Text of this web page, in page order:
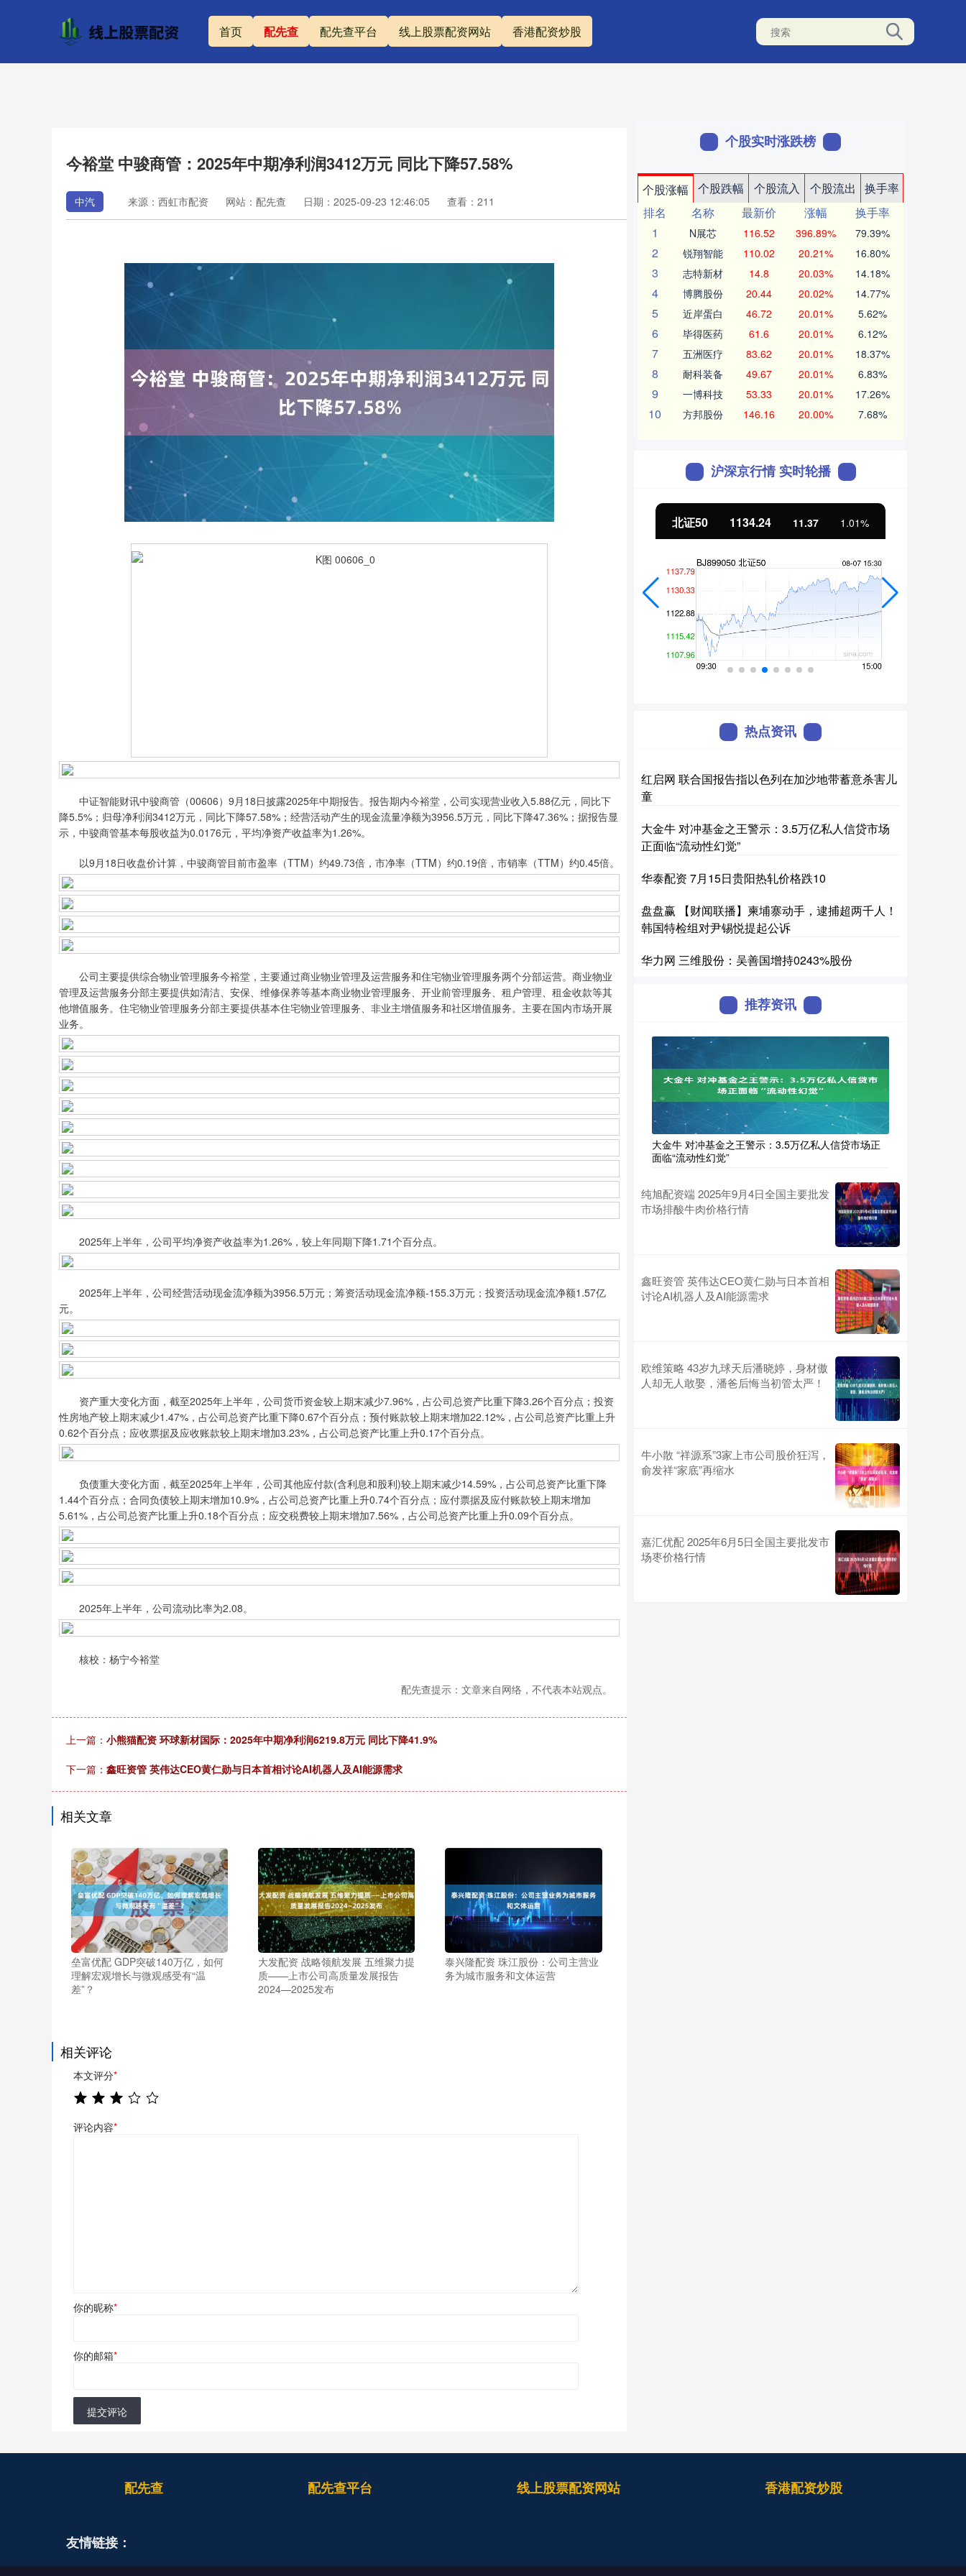
首页 配先查 配先查平台 线上股票配资网站 香港配资炒股
今裕堂 中骏商管：2025年中期净利润3412万元 同比下降57.58%
中汽 来源：西虹市配资 网站：配先查 日期：2025-09-23 12:46:05 查看：211
中证智能财讯中骏商管（00606）9月18日披露2025年中期报告。报告期内今裕堂，公司实现营业收入5.88亿元，同比下
降5.5%；归母净利润3412万元，同比下降57.58%；经营活动产生的现金流量净额为3956.5万元，同比下降47.36%；据报告显
示，中骏商管基本每股收益为0.0176元，平均净资产收益率为1.26%。
以9月18日收盘价计算，中骏商管目前市盈率（TTM）约49.73倍，市净率（TTM）约0.19倍，市销率（TTM）约0.45倍。
公司主要提供综合物业管理服务今裕堂，主要通过商业物业管理及运营服务和住宅物业管理服务两个分部运营。商业物业
管理及运营服务分部主要提供如清洁、安保、维修保养等基本商业物业管理服务、开业前管理服务、租户管理、租金收款等其
他增值服务。住宅物业管理服务分部主要提供基本住宅物业管理服务、非业主增值服务和社区增值服务。主要在国内市场开展
业务。
2025年上半年，公司平均净资产收益率为1.26%，较上年同期下降1.71个百分点。
2025年上半年，公司经营活动现金流净额为3956.5万元；筹资活动现金流净额-155.3万元；投资活动现金流净额1.57亿
元。
资产重大变化方面，截至2025年上半年，公司货币资金较上期末减少7.96%，占公司总资产比重下降3.26个百分点；投资
性房地产较上期末减少1.47%，占公司总资产比重下降0.67个百分点；预付账款较上期末增加22.12%，占公司总资产比重上升
0.62个百分点；应收票据及应收账款较上期末增加3.23%，占公司总资产比重上升0.17个百分点。
负债重大变化方面，截至2025年上半年，公司其他应付款(含利息和股利)较上期末减少14.59%，占公司总资产比重下降
1.44个百分点；合同负债较上期末增加10.9%，占公司总资产比重上升0.74个百分点；应付票据及应付账款较上期末增加
5.61%，占公司总资产比重上升0.18个百分点；应交税费较上期末增加7.56%，占公司总资产比重上升0.09个百分点。
2025年上半年，公司流动比率为2.08。
核校：杨宁今裕堂
配先查提示：文章来自网络，不代表本站观点。
上一篇： 小熊猫配资 环球新材国际：2025年中期净利润6219.8万元 同比下降41.9%
下一篇： 鑫旺资管 英伟达CEO黄仁勋与日本首相讨论AI机器人及AI能源需求
相关文章
垒富优配 GDP突破140万亿，如何
理解宏观增长与微观感受有“温
差”？
大发配资 战略领航发展 五维聚力提
质——上市公司高质量发展报告
2024—2025发布
泰兴隆配资 珠江股份：公司主营业
务为城市服务和文体运营
相关评论
本文评分*
评论内容*
你的昵称*
你的邮箱*
提交评论
个股实时涨跌榜
个股涨幅 个股跌幅 个股流入 个股流出
换手率
排名
名称 最新价 涨幅
换手率
1
N展芯 116.52 396.89% 79.39%
2 锐翔智能 110.02 20.21% 16.80%
3 志特新材 14.8 20.03% 14.18%
4 博腾股份 20.44 20.02% 14.77%
5 近岸蛋白 46.72 20.01% 5.62%
6 毕得医药 61.6 20.01% 6.12%
7 五洲医疗 83.62 20.01% 18.37%
8 耐科装备 49.67 20.01% 6.83%
9 一博科技 53.33 20.01% 17.26%
10 方邦股份 146.16 20.00% 7.68%
沪深京行情 实时轮播
深证成指 14311.01 200.89 1.42% 沪深300 4694.44 43.13 北证50 1134.24 11.37 1.01%
热点资讯
红启网 联合国报告指以色列在加沙地带蓄意杀害儿
童
大金牛 对冲基金之王警示：3.5万亿私人信贷市场
正面临“流动性幻觉”
华泰配资 7月15日贵阳热轧价格跌10
盘盘赢 【财闻联播】柬埔寨动手，逮捕超两千人！
韩国特检组对尹锡悦提起公诉
华力网 三维股份：吴善国增持0243%股份
推荐资讯
大金牛 对冲基金之王警示：3.5万亿私人信贷市场正
面临“流动性幻觉”
纯旭配资端 2025年9月4日全国主要批发
市场排酸牛肉价格行情
鑫旺资管 英伟达CEO黄仁勋与日本首相
讨论AI机器人及AI能源需求
欧维策略 43岁九球天后潘晓婷，身材傲
人却无人敢娶，潘爸后悔当初管太严！
牛小散 “祥源系”3家上市公司股价狂泻，
俞发祥“家底”再缩水
嘉汇优配 2025年6月5日全国主要批发市
场枣价格行情
配先查 配先查平台 线上股票配资网站 香港配资炒股
友情链接：